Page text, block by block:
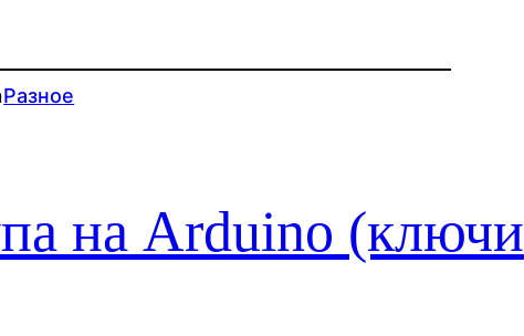
Разное
на Arduino (ключи